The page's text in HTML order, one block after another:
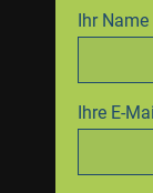
Ihr Name
Ihre E-